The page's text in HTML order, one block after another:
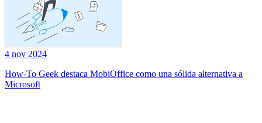
4 nov 2024
How-To Geek destaca MobiOffice como una sólida alternativa a
Microsoft